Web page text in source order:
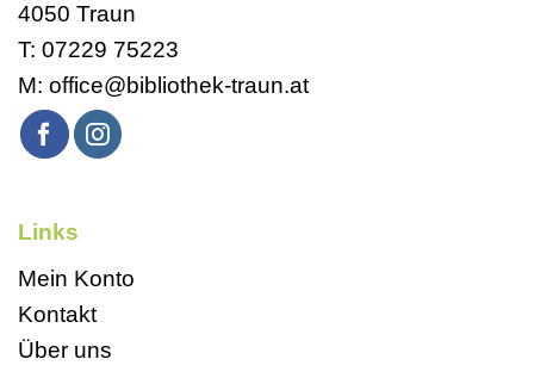
4050 Traun
T: 07229 75223
M: office@bibliothek-traun.at
Links
Mein Konto
Kontakt
Über uns